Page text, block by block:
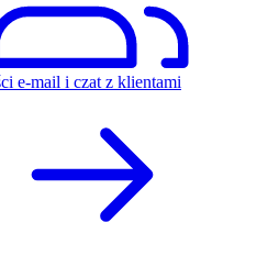
e-mail i czat z klientami